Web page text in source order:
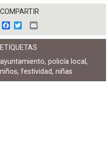
COMPARTIR
F
a
c
e
o
o
k
w
i
t
e
r
m
a
l
ETIQUETAS
ayuntamiento,policía local,
niños,festividad,niñas